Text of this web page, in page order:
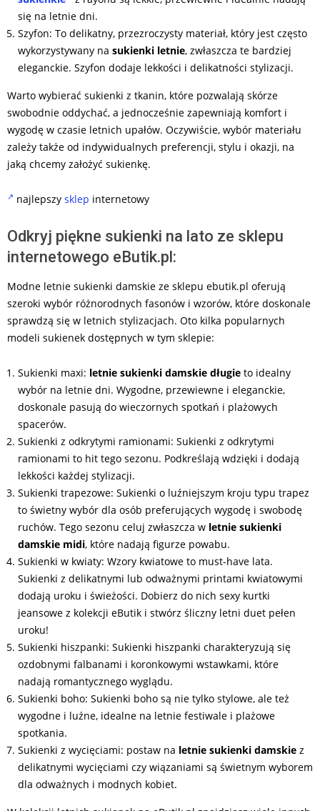
się na letnie dni.
Szyfon: To delikatny, przezroczysty materiał, który jest często
wykorzystywany na sukienki letnie, zwłaszcza te bardziej
eleganckie. Szyfon dodaje lekkości i delikatności stylizacji.
Warto wybierać sukienki z tkanin, które pozwalają skórze
swobodnie oddychać, a jednocześnie zapewniają komfort i
wygodę w czasie letnich upałów. Oczywiście, wybór materiału
zależy także od indywidualnych preferencji, stylu i okazji, na
jaką chcemy założyć sukienkę.
najlepszy sklep internetowy
Odkryj piękne sukienki na lato ze sklepu
internetowego eButik.pl:
Modne letnie sukienki damskie ze sklepu ebutik.pl oferują
szeroki wybór różnorodnych fasonów i wzorów, które doskonale
sprawdzą się w letnich stylizacjach. Oto kilka popularnych
modeli sukienek dostępnych w tym sklepie:
Sukienki maxi: letnie sukienki damskie długie to idealny
wybór na letnie dni. Wygodne, przewiewne i eleganckie,
doskonale pasują do wieczornych spotkań i plażowych
spacerów.
Sukienki z odkrytymi ramionami: Sukienki z odkrytymi
ramionami to hit tego sezonu. Podkreślają wdzięki i dodają
lekkości każdej stylizacji.
Sukienki trapezowe: Sukienki o luźniejszym kroju typu trapez
to świetny wybór dla osób preferujących wygodę i swobodę
ruchów. Tego sezonu celuj zwłaszcza w letnie sukienki
damskie midi, które nadają figurze powabu.
Sukienki w kwiaty: Wzory kwiatowe to must-have lata.
Sukienki z delikatnymi lub odważnymi printami kwiatowymi
dodają uroku i świeżości. Dobierz do nich sexy kurtki
jeansowe z kolekcji eButik i stwórz śliczny letni duet pełen
uroku!
Sukienki hiszpanki: Sukienki hiszpanki charakteryzują się
ozdobnymi falbanami i koronkowymi wstawkami, które
nadają romantycznego wyglądu.
Sukienki boho: Sukienki boho są nie tylko stylowe, ale też
wygodne i luźne, idealne na letnie festiwale i plażowe
spotkania.
Sukienki z wycięciami: postaw na letnie sukienki damskie z
delikatnymi wycięciami czy wiązaniami są świetnym wyborem
dla odważnych i modnych kobiet.